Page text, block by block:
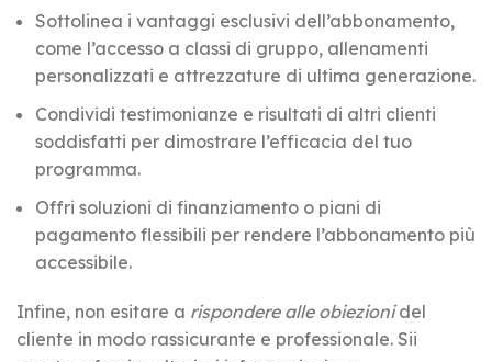
Sottolinea i vantaggi esclusivi dell’abbonamento,
come l’accesso a classi di gruppo, allenamenti
personalizzati e attrezzature di ultima generazione.
Condividi testimonianze e risultati di altri clienti
soddisfatti per dimostrare l’efficacia del tuo
programma.
Offri soluzioni di finanziamento o piani di
pagamento flessibili per rendere l’abbonamento più
accessibile.
Infine, non esitare a rispondere alle obiezionidel
cliente in modo rassicurante e professionale. Sii